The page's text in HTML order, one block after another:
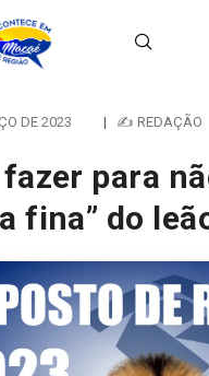
DE 2023 | ✍ REDAÇÃO
fazer para
fina” do